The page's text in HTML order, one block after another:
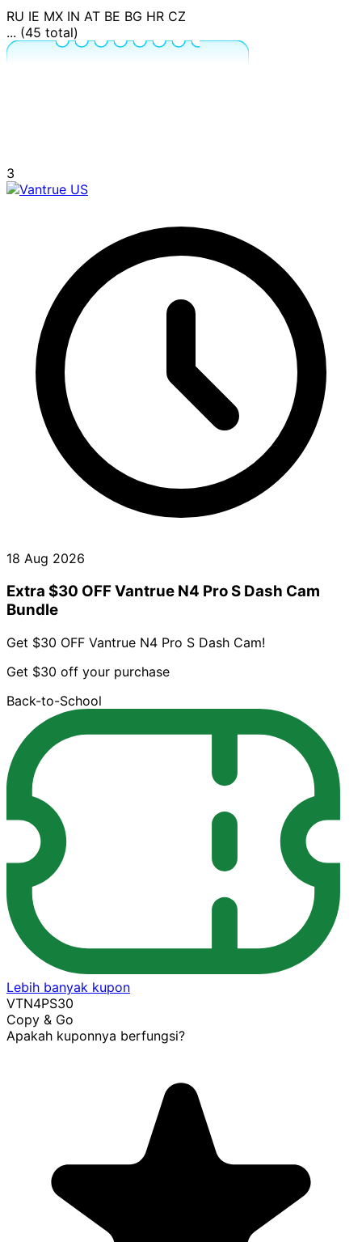
RU IE MX IN AT BE BG HR CZ
... (45 total)
3
18 Aug 2026
Extra $30 OFF Vantrue N4 Pro S Dash Cam
Bundle
Get $30 OFF Vantrue N4 Pro S Dash Cam!
Get $30 off your purchase
Back-to-School
Lebih banyak kupon
VTN4PS30
Copy & Go
Apakah kuponnya berfungsi?